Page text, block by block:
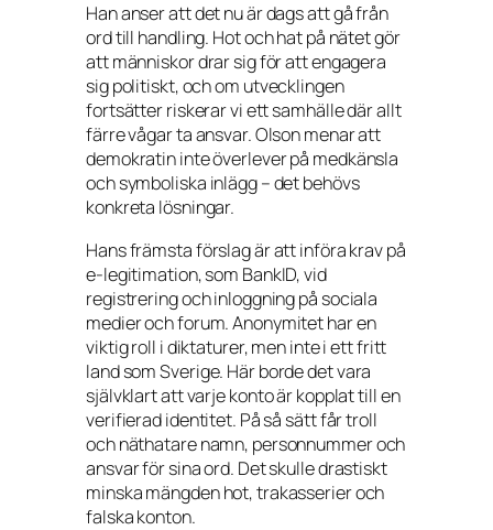
Han anser att det nu är dags att gå från
ord till handling. Hot och hat på nätet gör
att människor drar sig för att engagera
sig politiskt, och om utvecklingen
fortsätter riskerar vi ett samhälle där allt
färre vågar ta ansvar. Olson menar att
demokratin inte överlever på medkänsla
och symboliska inlägg – det behövs
konkreta lösningar.
Hans främsta förslag är att införa krav på
e-legitimation, som BankID, vid
registrering och inloggning på sociala
medier och forum. Anonymitet har en
viktig roll i diktaturer, men inte i ett fritt
land som Sverige. Här borde det vara
självklart att varje konto är kopplat till en
verifierad identitet. På så sätt får troll
och näthatare namn, personnummer och
ansvar för sina ord. Det skulle drastiskt
minska mängden hot, trakasserier och
falska konton.